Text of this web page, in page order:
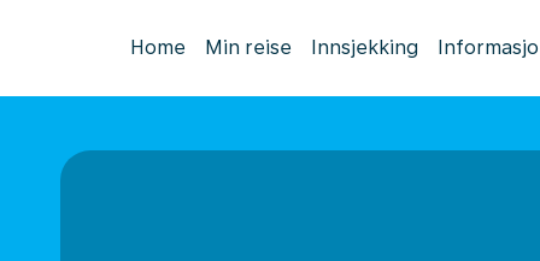
Home Min reise Innsjekking